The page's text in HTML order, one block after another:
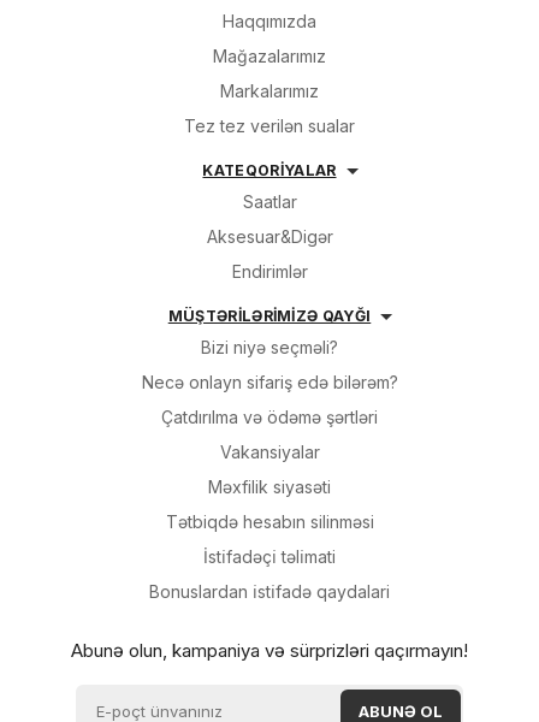
Haqqımızda
Mağazalarımız
Markalarımız
Tez tez verilən sualar
KATEQORİYALAR
Saatlar
Aksesuar&Digər
Endirimlər
MÜŞTƏRİLƏRİMİZƏ QAYĞI
Bizi niyə seçməli?
Necə onlayn sifariş edə bilərəm?
Çatdırılma və ödəmə şərtləri
Vakansiyalar
Məxfilik siyasəti
Tətbiqdə hesabın silinməsi
İsti̇fadəçi̇ təli̇mati
Bonuslardan i̇sti̇fadə qaydalari
Abunə olun, kampaniya və sürprizləri qaçırmayın!